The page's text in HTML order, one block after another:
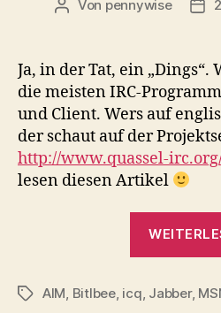
Beitragsautor
Von pennywise
Ja, in der Tat, ein „Dings“.
die meisten IRC-
und Client. Wers auf
der schaut auf der
http://www.quassel-
lesen diesen Artikel
Schlagwörter
AIM, Bitlbee, icq, Jabber,